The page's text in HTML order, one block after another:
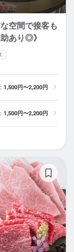
空間で接客も
あり◎》
1,500円〜2,200円
1,500円〜2,200円